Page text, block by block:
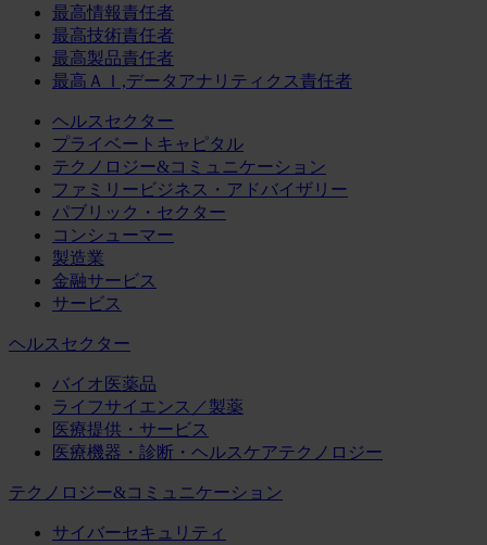
最高情報責任者
最高技術責任者
最高製品責任者
最高ＡＩ,データアナリティクス責任者
ヘルスセクター
プライベートキャピタル
テクノロジー&コミュニケーション
ファミリービジネス・アドバイザリー
パブリック・セクター
コンシューマー
製造業
金融サービス
サービス
ヘルスセクター
バイオ医薬品
ライフサイエンス／製薬
医療提供・サービス
医療機器・診断・ヘルスケアテクノロジー
テクノロジー&コミュニケーション
サイバーセキュリティ